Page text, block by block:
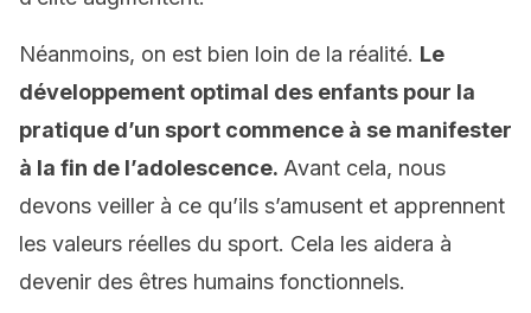
Néanmoins, on est bien loin de la réalité. Le
développement optimal des enfants pour la
pratique d’un sport commence à se manifester
à la fin de l’adolescence. Avant cela, nous
devons veiller à ce qu’ils s’amusent et apprennent
les valeurs réelles du sport. Cela les aidera à
devenir des êtres humains fonctionnels.